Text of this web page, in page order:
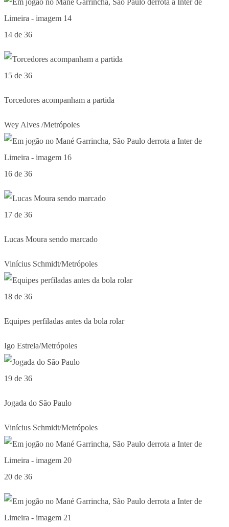
14 de 36
15 de 36
Torcedores acompanham a partida
Wey Alves /Metrópoles
16 de 36
17 de 36
Lucas Moura sendo marcado
Vinícius Schmidt/Metrópoles
18 de 36
Equipes perfiladas antes da bola rolar
Igo Estrela/Metrópoles
19 de 36
Jogada do São Paulo
Vinícius Schmidt/Metrópoles
20 de 36